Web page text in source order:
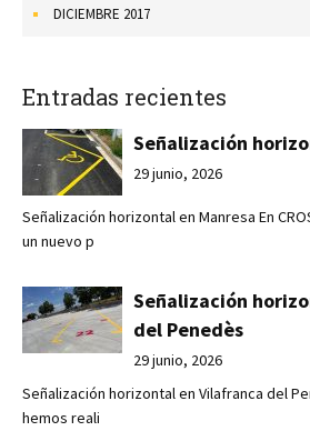
DICIEMBRE 2017
Entradas recientes
Señalización
29 junio, 2026
Señalización horizontal en Manresa En
un nuevo p
Señalización
del Penedès
29 junio, 2026
Señalización horizontal en Vilafranca del
hemos reali